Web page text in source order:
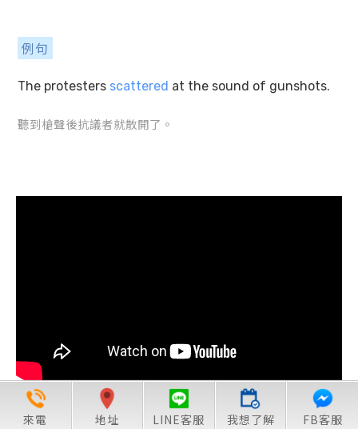
例句
The protesters scattered at the sound of gunshots.
聽到槍聲後抗議者就散開了。
來電 地址 LINE客服 我想了解 FB客服